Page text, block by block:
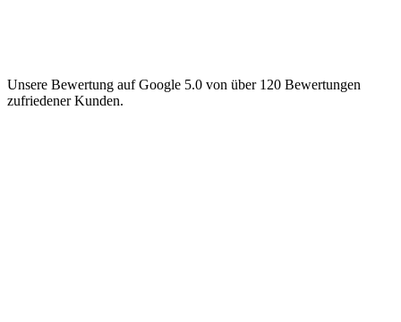
Unsere Bewertung auf Google 5.0 von über 120 Bewertungen
zufriedener Kunden.